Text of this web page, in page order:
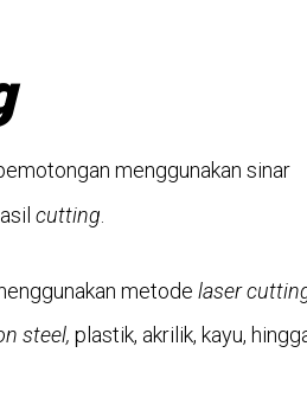
menggunakan sinar
cutting.
metode laser
steel, plastik, akrilik, kayu,